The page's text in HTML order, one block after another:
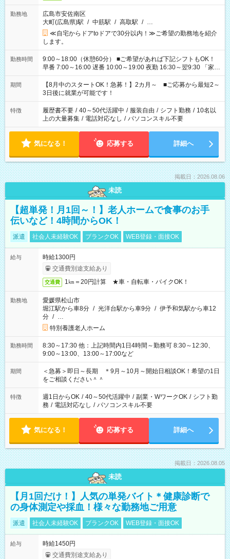
勤務地
広島市安佐南区
大町(広島県)駅 / 中筋駅 / 高取駅 / …
≪自宅からドアtoドアで30分以内！≫ご希望の勤務地を紹介
します。
勤務時間
9:00～18:00（休憩60分） ■ご希望があれば下記シフトもOK！
早番 7:00～16:00 遅番 10:00～19:00 夜勤 16:30～翌9:30 「家族
と休みを合わせたい」 「余裕を持って夕飯の準備がしたい」
「できれば残業はしたくない」 など、ご希望を教えてください
ね。 ※Wワーク希望の方へ 今ご覧のお仕事で希望する勤務時間
と、もう1つのお仕事の勤務時間。 合計で週40時間を超える場
合は応募できません。
期間
【8月中のスタートOK！急募！】2カ月～ ■ご応募から最短2～
3日後に就業が可能です！
特徴 履歴書不要 / 40～50代活躍中 / 服装自由 / シフト勤務 / 10名以
上の大量募集 / 電話対応なし / パソコンスキル不要
気になる！ 応募する 詳細へ
掲載日：2026.08.06
未読
【超単発！月1回～！】老人ホームで食事のお手
伝いなど！4時間からOK！
派遣 社会人未経験OK ブランクOK WEB登録・面接OK
給与
時給1300円
交通費別途支給あり
交通費 1㎞＝20円計算 ★車・自転車・バイクOK！
勤務地
愛媛県松山市
堀江駅から車8分 / 光洋台駅から車9分 / 伊予和気駅から車12
分 / …
特別養護老人ホーム
勤務時間
8:30～17:30 他：上記時間内1日4時間～勤務可 8:30～12:30、
9:00～13:00、13:00～17:00など
期間
＜急募＞即日～長期 ＊9月～10月～開始日相談OK！希望の1日
をご相談ください＾＾
特徴 週1日からOK / 40～50代活躍中 / 副業・WワークOK / シフト勤
務 / 電話対応なし / パソコンスキル不要
気になる！ 応募する 詳細へ
掲載日：2026.08.05
未読
【月1回だけ！】人気の単発バイト＊健康診断で
の身体測定や採血！様々な勤務地ご用意
派遣 社会人未経験OK ブランクOK WEB登録・面接OK
給与
時給1450円
交通費別途支給あり